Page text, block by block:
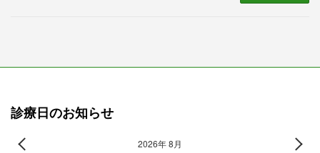
診療日のお知らせ
2026年 8月